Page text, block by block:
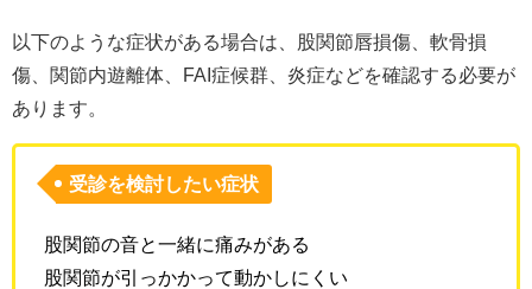
以下のような症状がある場合は、股関節唇損傷、軟骨損
傷、関節内遊離体、FAI症候群、炎症などを確認する必要が
あります。
受診を検討したい症状
股関節の音と一緒に痛みがある
股関節が引っかかって動かしにくい